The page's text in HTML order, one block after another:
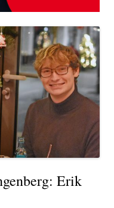
springen
Erik